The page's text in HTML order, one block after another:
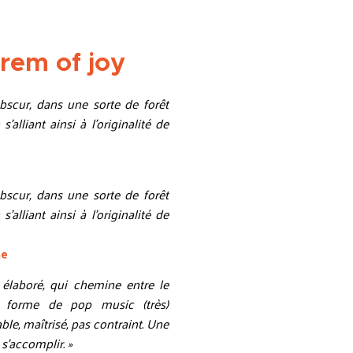
of joy
dans une sorte de forêt
ainsi à l’originalité de
dans une sorte de forêt
ainsi à l’originalité de
qui chemine entre le
de pop music (très)
maîtrisé, pas contraint. Une
»